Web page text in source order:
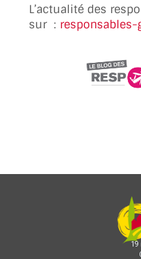
L’actualité des
sur : responsables-
19